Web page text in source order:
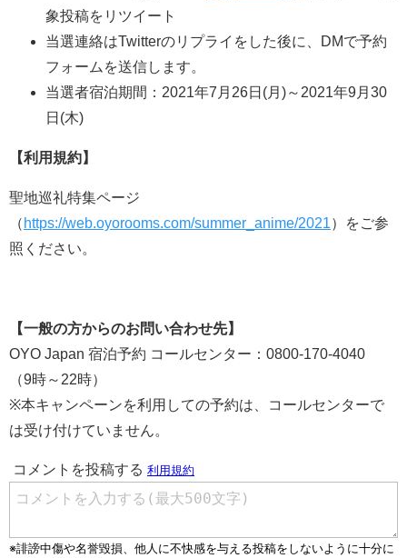
象投稿をリツイート
当選連絡はTwitterのリプライをした後に、DMで予約
フォームを送信します。
当選者宿泊期間：2021年7月26日(月)～2021年9月30
日(木)
【利用規約】
聖地巡礼特集ページ
（ https://web.oyorooms.com/summer_anime/2021）をご参
照ください。
【一般の方からのお問い合わせ先】
OYO Japan 宿泊予約 コールセンター：0800-170-4040
（9時～22時）
※本キャンペーンを利用しての予約は、コールセンターで
は受け付けていません。